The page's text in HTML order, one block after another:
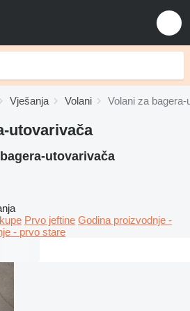
Vješanja Volani Volani za
utovarivačа
utovarivačа
Prvo jeftine Godina proizvodnje -
- prvo stare